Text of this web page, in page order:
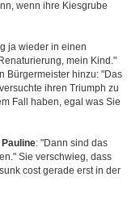
wenn ihre Kiesgrube
ja wieder in einen
mein Kind."
Bürgermeister hinzu: "Das
versuchte ihren Triumph zu
Fall haben, egal was Sie
Pauline: "Dann sind das
Sie verschwieg, dass
cost gerade erst in der